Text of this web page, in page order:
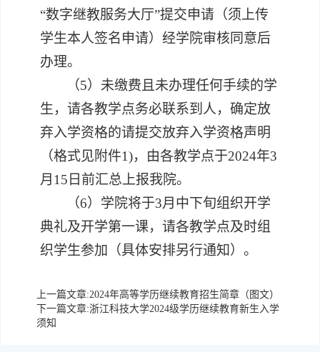
“数字继教服务大厅”提交申请（须上传
学生本人签名申请）经学院审核同意后
办理。
（5）未缴费且未办理任何手续的学
生，请各教学点务必联系到人，确定放
弃入学资格的请提交放弃入学资格声明
（格式见附件1)，由各教学点于2024年3
月 15 日前汇总上报我院。
（6）学院将于3月中下旬组织开学
典礼及开学第一课，请各教学点及时组
织学生参加（具体安排另行通知）。
上一篇文章:2024年高等学历继续教育招生简章（图文）
下一篇文章:浙江科技大学2024级学历继续教育新生入学
须知